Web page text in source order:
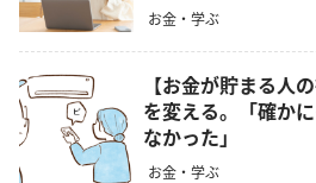
お金・学ぶ
【お金が貯まる人
を変える。「確か
なかった」
お金・学ぶ